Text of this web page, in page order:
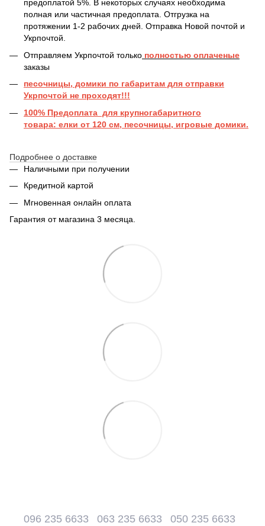
предоплатой 5%. В некоторых случаях необходима
полная или частичная предоплата. Отгрузка на
протяжении 1-2 рабочих дней. Отправка Новой почтой и
Укрпочтой.
Отправляем Укрпочтой только полностью оплаченые
заказы
песочницы, домики по габаритам для отправки
Укрпочтой не проходят!!!
100% Предоплата для крупногабаритного
товара: елки от 120 см, песочницы, игровые домики.
Подробнее о доставке
Наличными при получении
Кредитной картой
Мгновенная онлайн оплата
Гарантия от магазина 3 месяца.
096 235 6633 063 235 6633 050 235 6633